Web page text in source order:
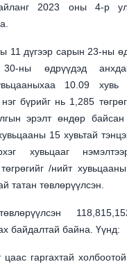
2023 оны 4-р
11 дүгээр сарын 23-ны
ны өдрүүдэд
10.09
бүрийг нь 1,285
эрэлт өндөр
15 хувьтай
хувьцааг
/нийт
татан төвлөрүүлсэн.
байдалтай байна. Үүнд:
холбоотой